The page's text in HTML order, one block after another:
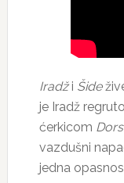
Iradži Šide
je Iradž
ćerkicom
vazdušni
jedna